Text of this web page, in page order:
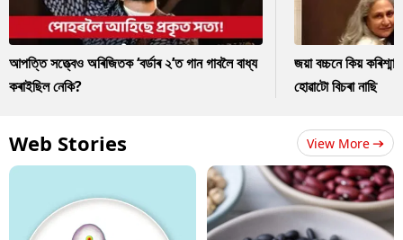
আপত্তি সত্ত্বেও অৰিজিতক ‘বৰ্ডাৰ ২’ত গান গাবলৈ বাধ্য
কৰাইছিল নেকি?
জয়া বচ্চনে কিয়
হোৱাটো বিচৰা নাছি
Web Stories View More